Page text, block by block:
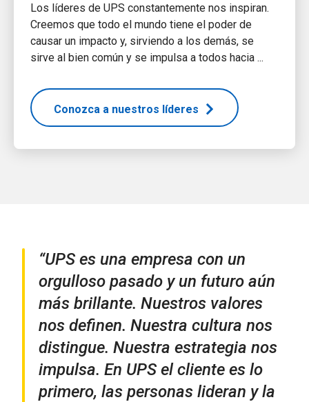
Los líderes de UPS constantemente nos inspiran.
Creemos que todo el mundo tiene el poder de
causar un impacto y, sirviendo a los demás, se
sirve al bien común y se impulsa a todos hacia ...
Conozca a nuestros líderes
“UPS es una empresa con un
orgulloso pasado y un futuro aún
más brillante. Nuestros valores
nos definen. Nuestra cultura nos
distingue. Nuestra estrategia nos
impulsa. En UPS el cliente es lo
primero, las personas lideran y la